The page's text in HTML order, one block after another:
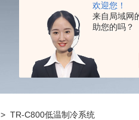
欢迎您！
来自局域网
助您的吗？
> TR-C800低温制冷系统